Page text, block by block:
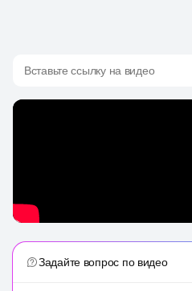
Вставьте ссылку на видео
Задайте вопрос по видео